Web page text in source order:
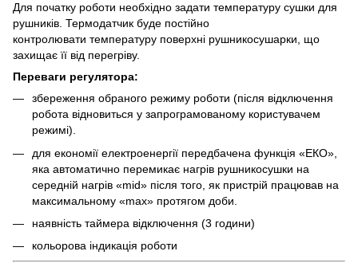
Для початку роботи необхідно задати температуру сушки для
рушників. Термодатчик буде постійно
контролювати температуру поверхні рушникосушарки, що
захищає її від перегріву.
Переваги регулятора:
збереження обраного режиму роботи (після відключення
робота відновиться у запрограмованому користувачем
режимі).
для економії електроенергії передбачена функція «ЕКО»,
яка автоматично перемикає нагрів рушникосушки на
середній нагрів «mid» після того, як пристрій працював на
максимальному «max» протягом доби.
наявність таймера відключення (3 години)
кольорова індикація роботи